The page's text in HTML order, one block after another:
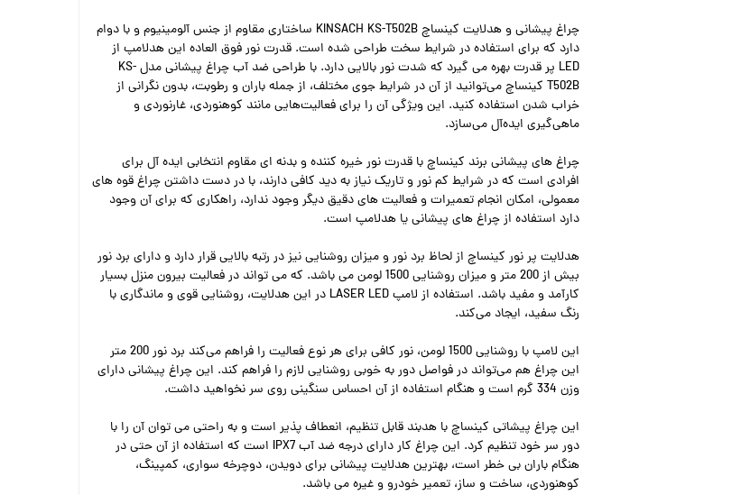
چراغ پیشانی و هدلایت کینساچ KINSACH KS-T502B ساختاری مقاوم از جنس آلومینیوم و با دوام
دارد که برای استفاده در شرایط سخت طراحی شده است. قدرت نور فوق العاده این هدلامپ از
LED پر قدرت بهره می گیرد که شدت نور بالایی دارد. با طراحی ضد آب چراغ پیشانی مدل KS-
T502B کینساچ می‌توانید از آن در شرایط جوی مختلف، از جمله باران و رطوبت، بدون نگرانی از
خراب شدن استفاده کنید. این ویژگی آن را برای فعالیت‌هایی مانند کوهنوردی، غارنوردی و
ماهی‌گیری ایده‌آل می‌سازد.
چراغ های پیشانی برند کینساچ با قدرت نور خیره کننده و بدنه ای مقاوم انتخابی ایده آل برای
افرادی است که در شرایط کم نور و تاریک نیاز به دید کافی دارند، با در دست داشتن چراغ قوه های
معمولی، امکان انجام تعمیرات و فعالیت های دقیق دیگر وجود ندارد، راهکاری که برای آن وجود
دارد استفاده از چراغ های پیشانی یا هدلامپ است.
هدلایت پر نور کینساچ از لحاظ برد نور و میزان روشنایی نیز در رتبه بالایی قرار دارد و دارای برد نور
بیش از 200 متر و میزان روشنایی 1500 لومن می باشد. که می تواند در فعالیت بیرون منزل بسیار
کارآمد و مفید باشد. استفاده از لامپ LASER LED در این هدلایت، روشنایی قوی و ماندگاری با
رنگ سفید، ایجاد می‌کند.
این لامپ با روشنایی 1500 لومن، نور کافی برای هر نوع فعالیت را فراهم می‌کند برد نور 200 متر
این چراغ هم می‌تواند در فواصل دور به خوبی روشنایی لازم را فراهم کند. این چراغ پیشانی دارای
وزن 334 گرم است و هنگام استفاده از آن احساس سنگینی روی سر نخواهید داشت.
این چراغ پیشاتی کینساچ با هدبند قابل تنظیم، انعطاف پذیر است و به راحتی می توان آن را با
دور سر خود تنظیم کرد. این چراغ کار دارای درجه ضد آب IPX7 است که استفاده از آن حتی در
هنگام باران بی خطر است، بهترین هدلایت پیشانی برای دویدن، دوچرخه سواری، کمپینگ،
کوهنوردی، ساخت و ساز، تعمیر خودرو و غیره می باشد.